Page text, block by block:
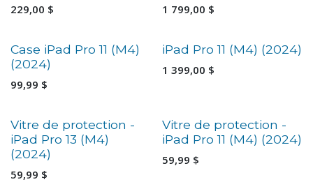
229,00 $ 1 799,00 $
Case iPad Pro 11 (M4)
(2024)
99,99 $
iPad Pro 11 (M4) (2024)
1 399,00 $
Vitre de protection -
iPad Pro 13 (M4)
(2024)
59,99 $
Vitre de protection -
iPad Pro 11 (M4) (2024)
59,99 $